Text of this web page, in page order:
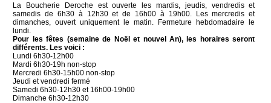
La Boucherie Deroche est ouverte les mardis, jeudis, vendredis et
samedis de 6h30 à 12h30 et de 16h00 à 19h00. Les mercredis et
dimanches, ouvert uniquement le matin. Fermeture hebdomadaire le
lundi.
Pour les fêtes (semaine de Noël et nouvel An), les horaires seront
différents. Les voici :
Lundi 6h30-12h00
Mardi 6h30-19h non-stop
Mercredi 6h30-15h00 non-stop
Jeudi et vendredi fermé
Samedi 6h30-12h30 et 16h00-19h00
Dimanche 6h30-12h30